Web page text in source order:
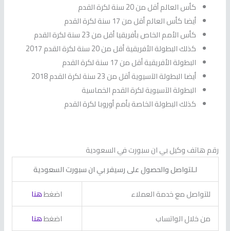
كأس العالم أقل من 20 سنة لكرة القدم
أيضا كأس العالم أقل من 17 سنة لكرة القدم
كأس الأمم الخاص بأفريقيا أقل من 23 سنة لكرة القدم
كذلك البطولة الأفريقية أقل من 20 سنة لكرة القدم 2017
البطولة الأفريقية أقل من 17 سنة لكرة القدم
أيضا البطولة الآسيوية أقل من 23 سنة لكرة القدم 2018
البطولة الآسيوية لكرة القدم الخماسية
كذلك البطولة الخاصة بأمم أوروبا لكرة القدم
رقم هاتف وكيل بي ان سبورت في السعودية
لـلتواصل والحصول على رسيفر بي ان سبورت السعودية
للتواصل مع خدمة العملاء
اضغطهنا
من خلال الواتساب
اضغطهنا